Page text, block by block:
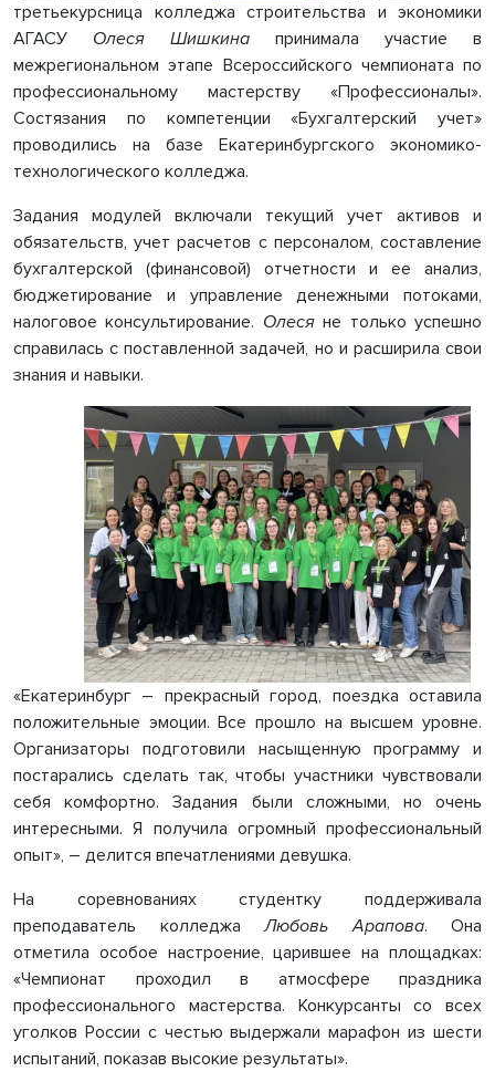
третьекурсница колледжа строительства и экономики
АГАСУ Олеся Шишкина принимала участие в
межрегиональном этапе Всероссийского чемпионата по
профессиональному мастерству «Профессионалы».
Состязания по компетенции «Бухгалтерский учет»
проводились на базе Екатеринбургского экономико-
технологического колледжа.
Задания модулей включали текущий учет активов и
обязательств, учет расчетов с персоналом, составление
бухгалтерской (финансовой) отчетности и ее анализ,
бюджетирование и управление денежными потоками,
налоговое консультирование. Олесяне только успешно
справилась с поставленной задачей, но и расширила свои
знания и навыки.
«Екатеринбург – прекрасный город, поездка оставила
положительные эмоции. Все прошло на высшем уровне.
Организаторы подготовили насыщенную программу и
постарались сделать так, чтобы участники чувствовали
себя комфортно. Задания были сложными, но очень
интересными. Я получила огромный профессиональный
опыт», – делится впечатлениями девушка.
На соревнованиях студентку поддерживала
преподаватель колледжаЛюбовь Арапова. Она
отметила особое настроение, царившее на площадках:
«Чемпионат проходил в атмосфере праздника
профессионального мастерства. Конкурсанты со всех
уголков России с честью выдержали марафон из шести
испытаний, показав высокие результаты».